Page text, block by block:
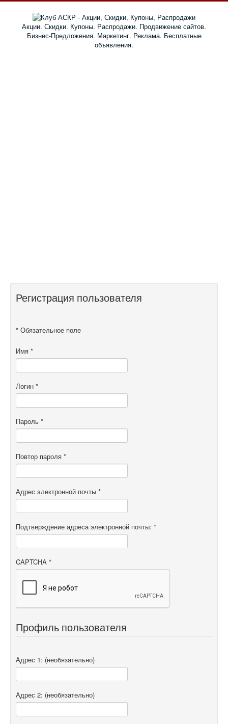
Акции. Скидки. Купоны. Распродажи. Продвижение сайтов.
Бизнес-Предложения. Маркетинг. Реклама. Бесплатные
объявления.
Регистрация пользователя
* Обязательное поле
Имя *
Логин *
Пароль *
Повтор пароля *
Адрес электронной почты *
Подтверждение адреса электронной почты: *
CAPTCHA *
Профиль пользователя
Адрес 1: (необязательно)
Адрес 2: (необязательно)